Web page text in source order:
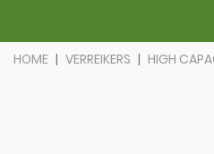
HOME VERREIKERS HIGH